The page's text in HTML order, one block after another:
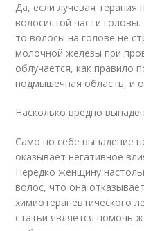
Да, если лучевая терапия
волосистой части
то волосы на голове не
молочной железы при
облучается, как правило
подмышечная область, и
Насколько вредно
Само по себе выпадение
оказывает негативное
Нередко женщину
волос, что она
химиотерапевтического
статьи является помочь